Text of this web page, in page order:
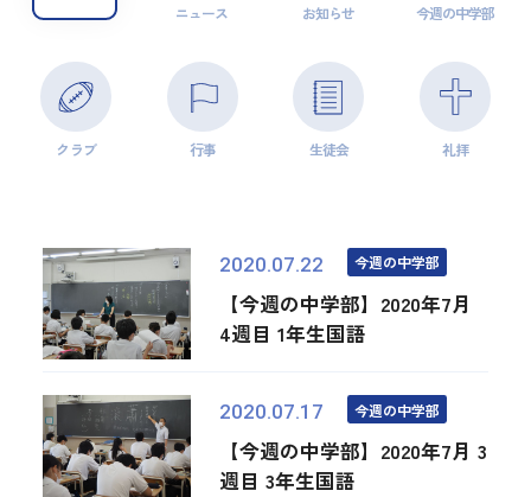
ニュース お知らせ 今週の中学部
クラブ 行事 生徒会 礼拝
2020.07.22 今週の中学部
【今週の中学部】2020年7月
4週目 1年生国語
2020.07.17 今週の中学部
【今週の中学部】2020年7月 3
週目 3年生国語